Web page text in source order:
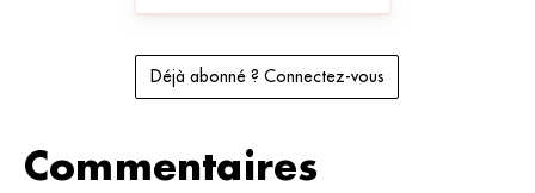
Déjà abonné ? Connectez-vous
Commentaires